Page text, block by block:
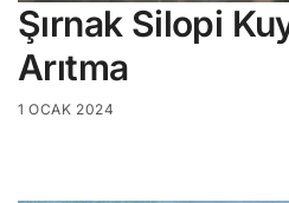
Şırnak Silopi
Arıtma
1 OCAK 2024